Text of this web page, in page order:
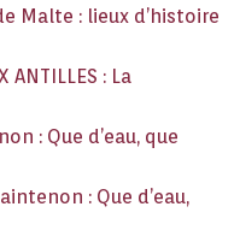
Malte : lieux d’histoire
ANTILLES : La
: Que d’eau, que
: Que d’eau,